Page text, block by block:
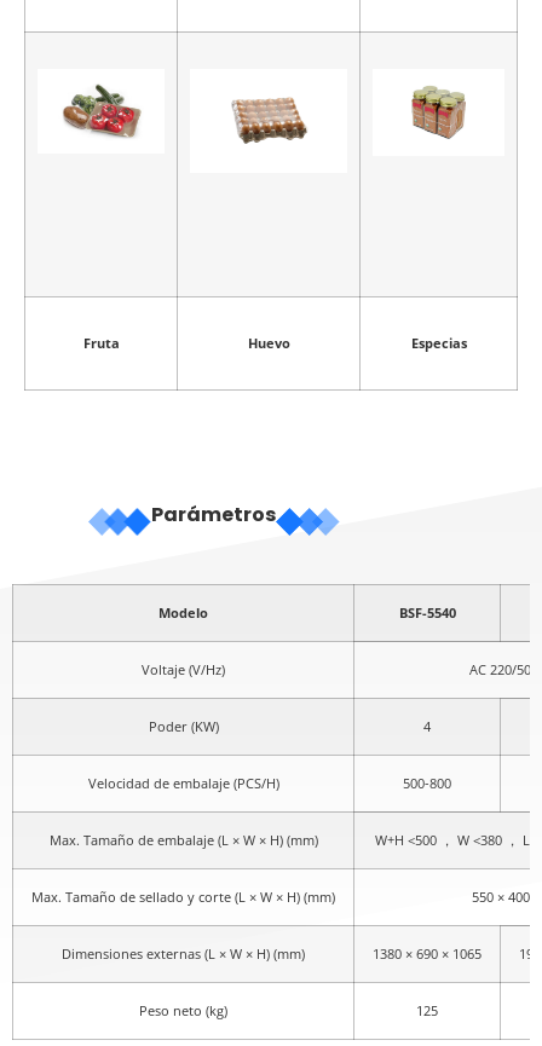
Fruta Huevo Especias
Parámetros
Modelo BSF-5540
Voltaje (V/Hz) AC 220/50
Poder (KW) 4
Velocidad de embalaje (PCS/H) 500-800
Max. Tamaño de embalaje (L × W × H) (mm) W+H <500 ， W <380 ， L
Max. Tamaño de sellado y corte (L × W × H) (mm) 550 × 400
Dimensiones externas (L × W × H) (mm) 1380 × 690 × 1065
Peso neto (kg) 125